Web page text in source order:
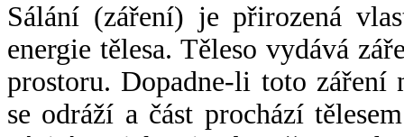
Sálání (záření) je přirozená
energie tělesa. Těleso vydává
prostoru. Dopadne-li toto záření
se odráží a část prochází